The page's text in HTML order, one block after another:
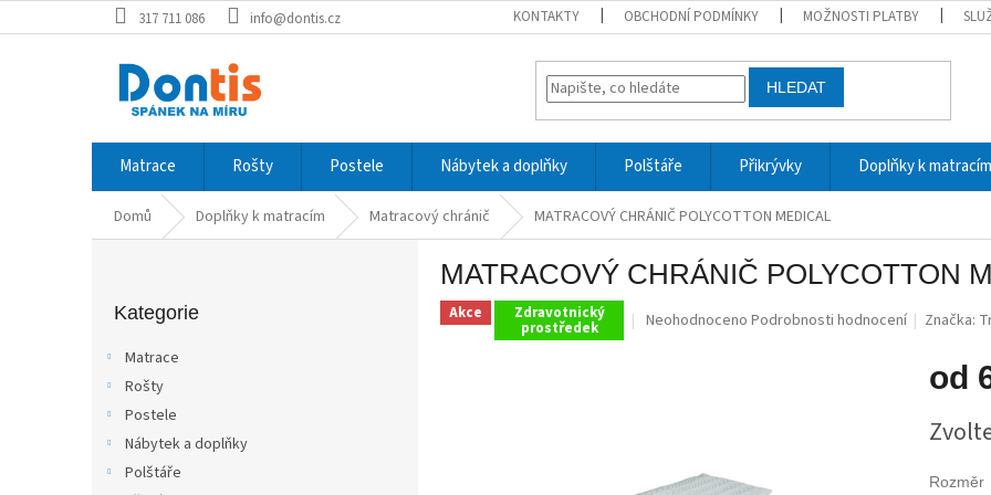
na
317 711 086 info@dontis.cz KONTAKTY OBCHODNÍ PODMÍNKY MOŽNOSTI PLATBY
HLEDAT
Matrace Rošty Postele Nábytek a doplňky Polštáře Přikrývky Doplňky k matracím
Domů Doplňky k matracím Matracový chránič MATRACOVÝ CHRÁNIČ POLYCOTTON MEDICAL
kategorie
Kategorie
Matrace
Rošty
Postele
Nábytek a doplňky
Polštáře
MATRACOVÝ CHRÁNIČ POLYCOTTON
Akce Zdravotnický
prostředek
Průměrné
Neohodnoceno Podrobnosti hodnocení Značka:
od
cena:
Rozměr